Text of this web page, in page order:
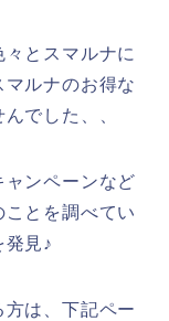
とスマルナに
ルナのお得な
でした、、
ンペーンなど
とを調べてい
発見♪
は、下記ペー